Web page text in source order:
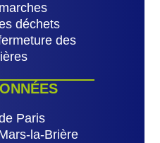
déchets
des
Paris
la-Brière